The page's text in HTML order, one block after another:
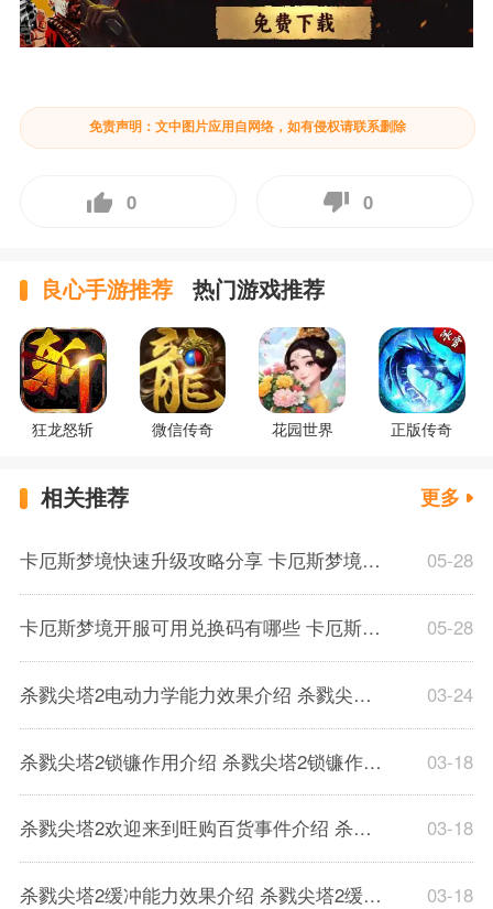
免责声明：文中图片应用自网络，如有侵权请联系删除
0 0
良心手游推荐 热门游戏推荐
狂龙怒斩 微信传奇 花园世界 正版传奇
相关推荐 更多
卡厄斯梦境快速升级攻略分享 卡厄斯梦境体力规划分配推荐介绍 05-28
卡厄斯梦境开服可用兑换码有哪些 卡厄斯梦境通用兑换码一览 05-28
杀戮尖塔2电动力学能力效果介绍 杀戮尖塔2电动力学能力效果解析一览 03-24
杀戮尖塔2锁镰作用介绍 杀戮尖塔2锁镰作用解析一览 03-18
杀戮尖塔2欢迎来到旺购百货事件介绍 杀戮尖塔2欢迎来到旺购百货事件解析 03-18
杀戮尖塔2缓冲能力效果介绍 杀戮尖塔2缓冲能力解析一览 03-18